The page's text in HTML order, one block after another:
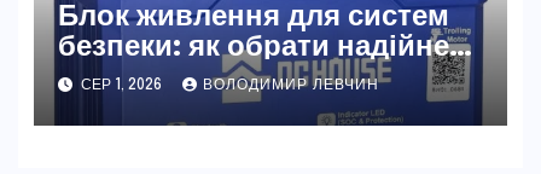
Блок живлення для систем
безпеки: як обрати надійне
джерело живлення
СЕР 1, 2026 ВОЛОДИМИР ЛЕВЧИН